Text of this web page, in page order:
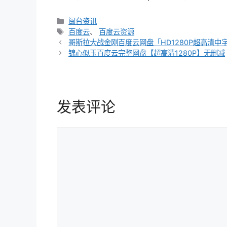
分
类
闽台资讯
标
签
百度云、 百度云资源
文
章
哥斯拉大战金刚百度云网盘「HD1280P超高清中
锦心似玉百度云完整网盘【超高清1280P】无删减
发表评论